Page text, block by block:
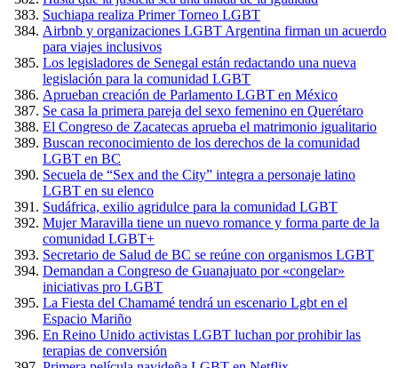
Suchiapa realiza Primer Torneo LGBT
Airbnb y organizaciones LGBT Argentina firman un acuerdo
para viajes inclusivos
Los legisladores de Senegal están redactando una nueva
legislación para la comunidad LGBT
Aprueban creación de Parlamento LGBT en México
Se casa la primera pareja del sexo femenino en Querétaro
El Congreso de Zacatecas aprueba el matrimonio igualitario
Buscan reconocimiento de los derechos de la comunidad
LGBT en BC
Secuela de “Sex and the City” integra a personaje latino
LGBT en su elenco
Sudáfrica, exilio agridulce para la comunidad LGBT
Mujer Maravilla tiene un nuevo romance y forma parte de la
comunidad LGBT+
Secretario de Salud de BC se reúne con organismos LGBT
Demandan a Congreso de Guanajuato por «congelar»
iniciativas pro LGBT
La Fiesta del Chamamé tendrá un escenario Lgbt en el
Espacio Mariño
En Reino Unido activistas LGBT luchan por prohibir las
terapias de conversión